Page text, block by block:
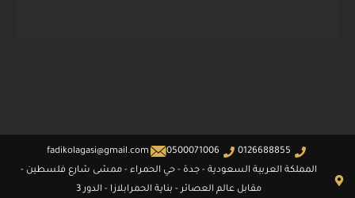
0126688855
0500071006
fadikolagasi@gmail.com
المملكة العربية السعودية - جدة - حي الحمراء - ممشى شارع فلسطين -
مقابل عالم العصائر - بناية الحمرابلازا - الدور 3